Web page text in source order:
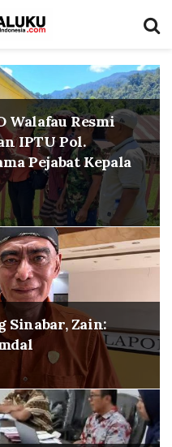
Walafau Resmi
IPTU Pol.
Pejabat Kepala
Sinabar, Zain: